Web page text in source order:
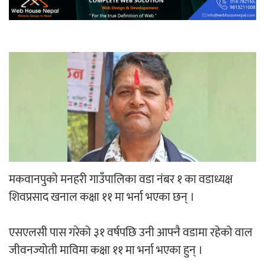
‘ईयुमा डट कम’ले बुधबारदेखि आफ्नो
औपचारिक सेवा सञ्चालनमा
हलमा छैन ‘गौँथली’को टिकट
मकवानपुको मनहरी गाउँपालिका वडा नंबर १ का वडाध्यक्ष
शिवप्रसाद खनाल कक्षा ११ मा भर्ना भएका छन् ।
एसएलसी पास गरेको ३१ वर्षपछि उनी आफ्नै वडामा रहेको वाल
जीवनज्योती माविमा कक्षा ११ मा भर्ना भएका हुन् ।